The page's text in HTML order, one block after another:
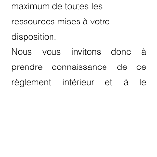
maximum de toutes les
ressources mises à votre
disposition.
Nous vous invitons donc à
prendre connaissance de ce
règlement intérieur et à le